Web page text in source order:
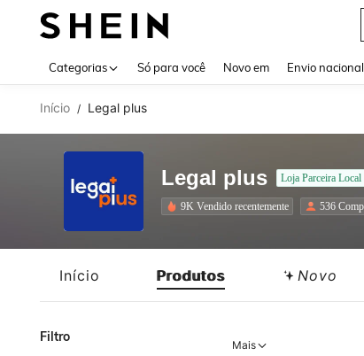
Categorias Só para você Novo em Envio nacional
Início / Legal plus
Legal plus Loja Parceira Local
9K Vendido recentemente 536
Início Produtos Novo
Filtro
Mais